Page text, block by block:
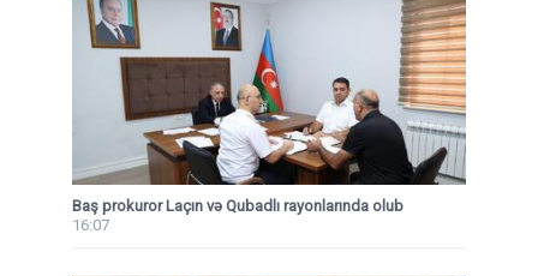
Baş prokuror Laçın və Qubadlı rayonlarında olub
16:07